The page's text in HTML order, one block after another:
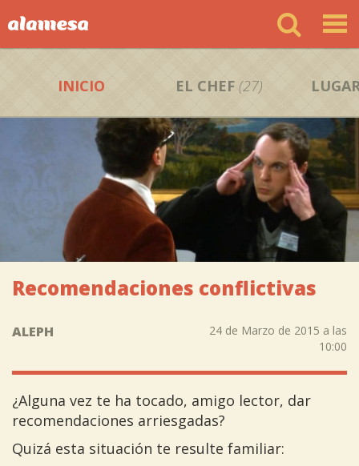
INICIO EL CHEF (27)
Recomendaciones conflictivas
ALEPH
24 de Marzo de 2015 a las
10:00
¿Alguna vez te ha tocado, amigo lector, dar
recomendaciones arriesgadas?
Quizá esta situación te resulte familiar: